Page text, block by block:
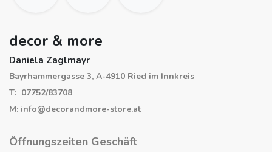
decor & more
Daniela Zaglmayr
Bayrhammergasse 3, A-4910 Ried im Innkreis
T: 07752/83708
M: info@decorandmore-store.at
Öffnungszeiten Geschäft